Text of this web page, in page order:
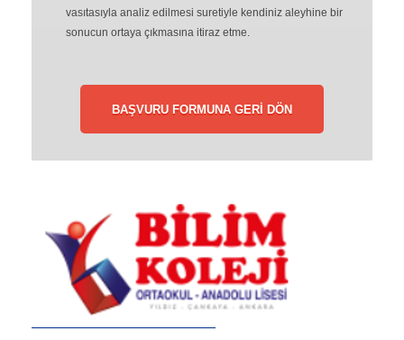
vasıtasıyla analiz edilmesi suretiyle kendiniz aleyhine bir
sonucun ortaya çıkmasına itiraz etme.
BAŞVURU FORMUNA GERİ DÖN
Bilim Koleji